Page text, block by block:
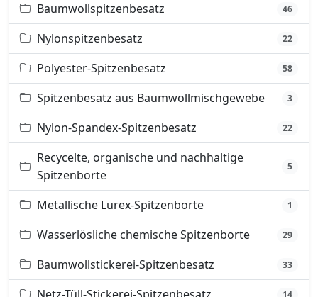
Baumwollspitzenbesatz 46
Nylonspitzenbesatz 22
Polyester-Spitzenbesatz 58
Spitzenbesatz aus Baumwollmischgewebe 3
Nylon-Spandex-Spitzenbesatz 22
Recycelte, organische und nachhaltige
Spitzenborte
5
Metallische Lurex-Spitzenborte 1
Wasserlösliche chemische Spitzenborte 29
Baumwollstickerei-Spitzenbesatz 33
14